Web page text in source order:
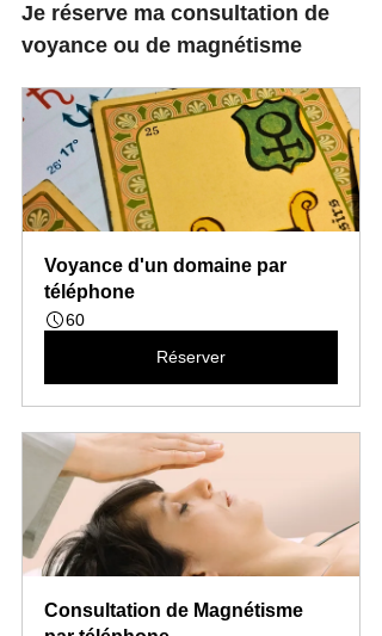
Je réserve ma consultation de
voyance ou de magnétisme
Voyance d'un domaine par
téléphone
60
Réserver
Consultation de Magnétisme